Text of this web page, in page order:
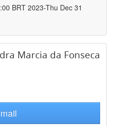
BRT 2023-Thu Dec 31
Marcia da Fonseca